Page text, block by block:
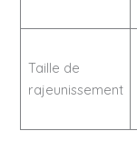
Taille de
rajeunissement